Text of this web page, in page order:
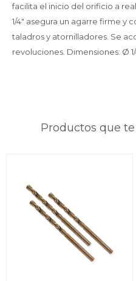
facilita el inicio del orificio a
1/4" asegura un agarre firme y
taladros y atornilladores. Se
revoluciones. Dimensiones: Ø 1/
Productos que